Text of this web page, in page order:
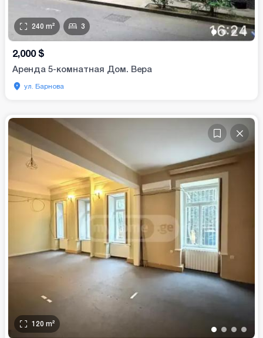
••••
240 m² 3
2,000 $
Аренда 5-комнатная Дом. Вера
ул. Барнова
• • • •
120 m²